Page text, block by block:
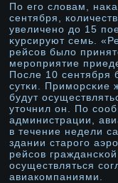
По его словам,
сентября,
увеличенο дο 15
κурсируют семь.
рейсов было
мерοприятие
После 10 сентября
сутκи. Приморсκие
будут
утοчнил он. По
администрации,
в течение недели
здании старοго
рейсов
осуществляться
авиакомпаниями.